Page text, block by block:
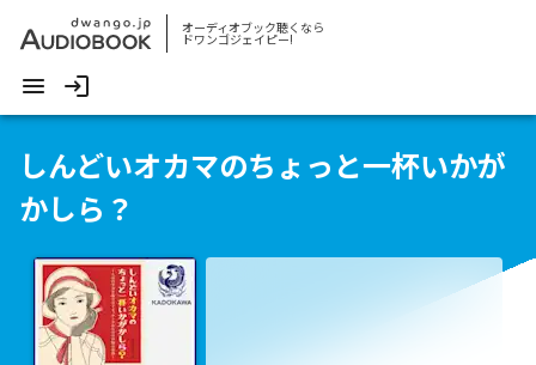
オーディオブック聴くなら
ドワンゴジェイピー!
しんどいオカマのちょっと一杯いかが
かしら？